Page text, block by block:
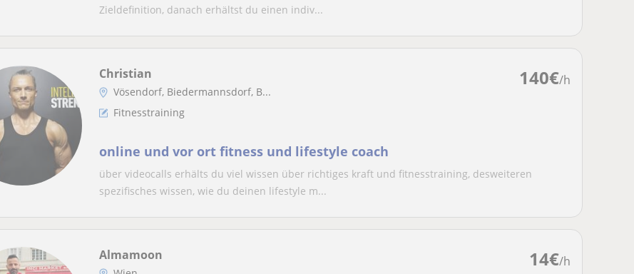
Zieldefinition, danach erhältst du einen indiv...
140€/h
Christian
Vösendorf, Biedermannsdorf, B...
Fitnesstraining
online und vor ort fitness und lifestyle coach
über videocalls erhälts du viel wissen über richtiges kraft und fitnesstraining, desweiteren
spezifisches wissen, wie du deinen lifestyle m...
14€/h
Almamoon